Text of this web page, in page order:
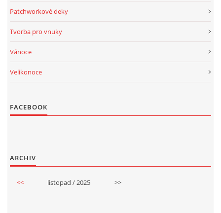
Patchworkové deky
Tvorba pro vnuky
Vánoce
Velikonoce
FACEBOOK
ARCHIV
<< listopad / 2025 >>